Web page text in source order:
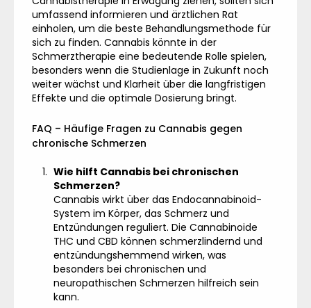
umfassend informieren und ärztlichen Rat
einholen, um die beste Behandlungsmethode für
sich zu finden. Cannabis könnte in der
Schmerztherapie eine bedeutende Rolle spielen,
besonders wenn die Studienlage in Zukunft noch
weiter wächst und Klarheit über die langfristigen
Effekte und die optimale Dosierung bringt.
FAQ – Häufige Fragen zu Cannabis gegen
chronische Schmerzen
Wie hilft Cannabis bei chronischen
Schmerzen?
Cannabis wirkt über das Endocannabinoid-
System im Körper, das Schmerz und
Entzündungen reguliert. Die Cannabinoide
THC und CBD können schmerzlindernd und
entzündungshemmend wirken, was
besonders bei chronischen und
neuropathischen Schmerzen hilfreich sein
kann.